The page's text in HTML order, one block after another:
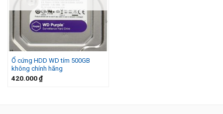
Ổ cứng HDD WD tím 500GB
không chính hãng
420.000₫